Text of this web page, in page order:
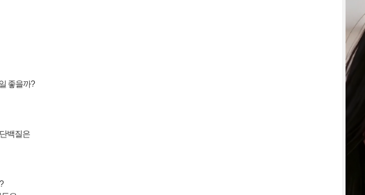
좋을까?
백질은